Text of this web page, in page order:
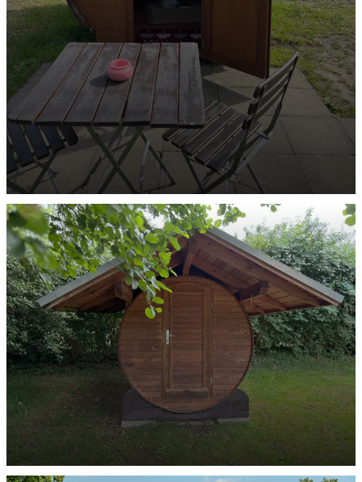
Weinfässer für 2 Personen
ENTDECKEN